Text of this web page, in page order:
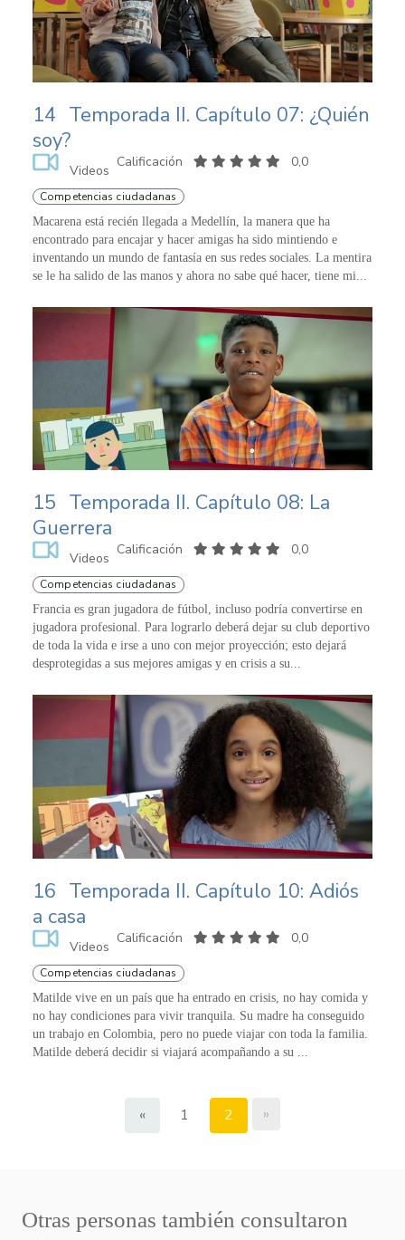
14 Temporada II. Capítulo 07: ¿Quién
soy?
Videos
Calificación 0,0
Competencias ciudadanas
Macarena está recién llegada a Medellín, la manera que ha
encontrado para encajar y hacer amigas ha sido mintiendo e
inventando un mundo de fantasía en sus redes sociales. La mentira
se le ha salido de las manos y ahora no sabe qué hacer, tiene mi...
15 Temporada II. Capítulo 08: La
Guerrera
Videos
Calificación 0,0
Competencias ciudadanas
Francia es gran jugadora de fútbol, incluso podría convertirse en
jugadora profesional. Para lograrlo deberá dejar su club deportivo
de toda la vida e irse a uno con mejor proyección; esto dejará
desprotegidas a sus mejores amigas y en crisis a su...
16 Temporada II. Capítulo 10: Adiós
a casa
Videos
Calificación 0,0
Competencias ciudadanas
Matilde vive en un país que ha entrado en crisis, no hay comida y
no hay condiciones para vivir tranquila. Su madre ha conseguido
un trabajo en Colombia, pero no puede viajar con toda la familia.
Matilde deberá decidir si viajará acompañando a su ...
« 1 2 »
Otras personas también consultaron